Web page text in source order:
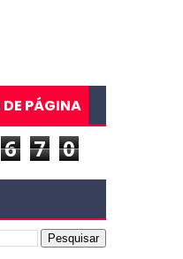
PÁGINA
6 7 0